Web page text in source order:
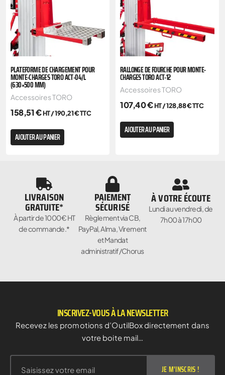
PLATEFORME DE CHARGEMENT POUR
MONTE-CHARGES TORO ACT-04/L
(630×500 MM)
Accessoires TORO
158,51€HT /190,21€TTC
AJOUTER AU PANIER
RALLONGE DE FOURCHE POUR MONTE-
CHARGES TORO ACT-12
Accessoires TORO
107,40€HT /128,88€TTC
AJOUTER AU PANIER
LIVRAISON
GRATUITE*
À partir de 1000€ HT
de commande.*
PAIEMENT
SÉCURISÉ
Règlement via CB,
PayPal, Alma, Virement
et Mandat
administratif/Chorus
À VOTRE ÉCOUTE
Lundi au vendredi, de
7h00 à 17h00
INSCRIVEZ-VOUS À LA NEWSLETTER
Recevez les promotions d’OutilBox directement dans
votre boite mail…
JE M'INSCRIS !